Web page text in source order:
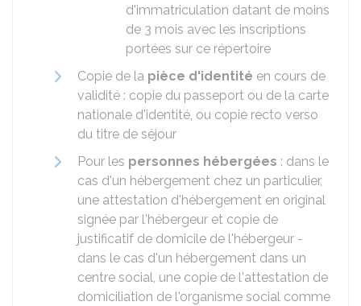
d'immatriculation datant de moins
de 3 mois avec les inscriptions
portées sur ce répertoire
Copie de la pièce d'identité en cours de
validité : copie du passeport ou de la carte
nationale d'identité, ou copie recto verso
du titre de séjour
Pour les personnes hébergées : dans le
cas d'un hébergement chez un particulier,
une attestation d'hébergement en original
signée par l'hébergeur et copie de
justificatif de domicile de l'hébergeur -
dans le cas d'un hébergement dans un
centre social, une copie de l'attestation de
domiciliation de l'organisme social comme